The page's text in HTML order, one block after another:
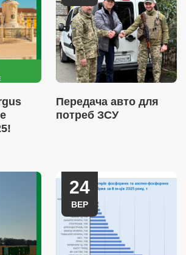
Передача авто для
потреб ЗСУ
24
ВЕР